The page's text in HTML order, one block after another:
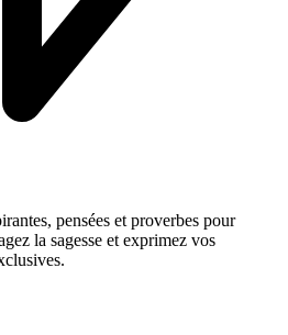
pensées et proverbes pour
la sagesse et exprimez vos